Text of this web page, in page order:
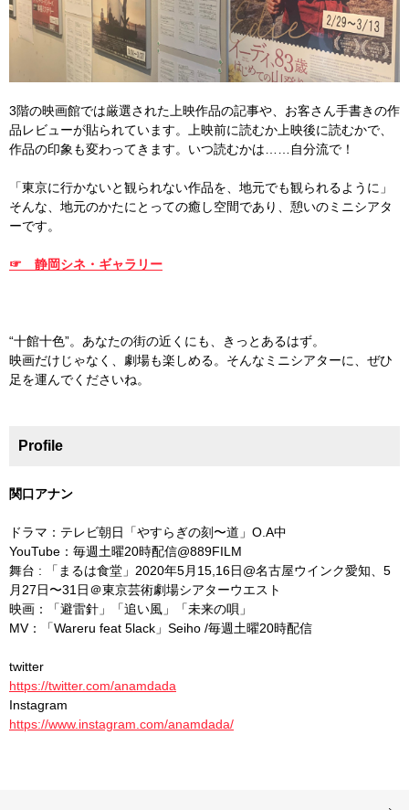
3階の映画館では厳選された上映作品の記事や、お客さん手書きの作
品レビューが貼られています。上映前に読むか上映後に読むかで、
作品の印象も変わってきます。いつ読むかは……自分流で！
「東京に行かないと観られない作品を、地元でも観られるように」
そんな、地元のかたにとっての癒し空間であり、憩いのミニシアタ
ーです。
☞ 静岡シネ・ギャラリー
“十館十色”。あなたの街の近くにも、きっとあるはず。
映画だけじゃなく、劇場も楽しめる。そんなミニシアターに、ぜひ
足を運んでくださいね。
Profile
関口アナン
ドラマ：テレビ朝日「やすらぎの刻〜道」O.A中
YouTube：毎週土曜20時配信@889FILM
舞台 : 「まるは食堂」2020年5月15,16日@名古屋ウインク愛知、5
月27日〜31日＠東京芸術劇場シアターウエスト
映画：「避雷針」「追い風」「未来の唄」
MV：「Wareru feat 5lack」Seiho /毎週土曜20時配信
twitter
https://twitter.com/anamdada
Instagram
https://www.instagram.com/anamdada/